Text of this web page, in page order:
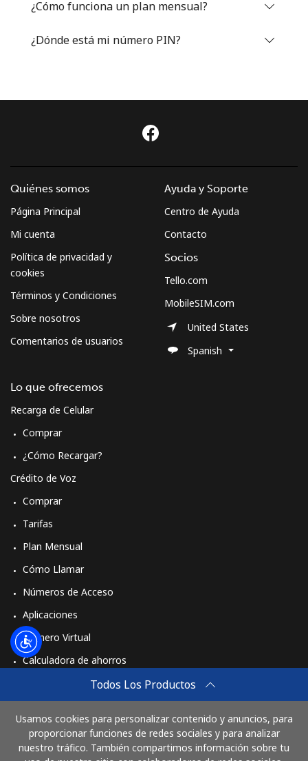
¿Cómo funciona un plan mensual?
¿Dónde está mi número PIN?
Todos Los Productos
Usamos cookies para personalizar contenido y anuncios, para
proporcionar funciones de redes sociales y para analizar
nuestro tráfico. También compartimos información sobre tu
Quiénes somos
Página Principal
Mi cuenta
Política de privacidad y
cookies
Términos y Condiciones
Sobre nosotros
Comentarios de usuarios
Lo que ofrecemos
Recarga de Celular
Comprar
¿Cómo Recargar?
Crédito de Voz
Comprar
Tarifas
Plan Mensual
Cómo Llamar
Números de Acceso
Aplicaciones
Número Virtual
Calculadora de ahorros
Comprar
Cómo funciona
Ayuda y Soporte
Centro de Ayuda
Contacto
Socios
Tello.com
MobileSIM.com
United States
Spanish